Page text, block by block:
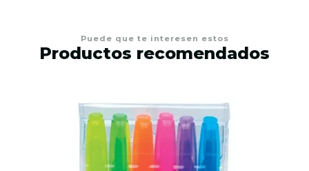
Puede que te interesen estos
Productos recomendados